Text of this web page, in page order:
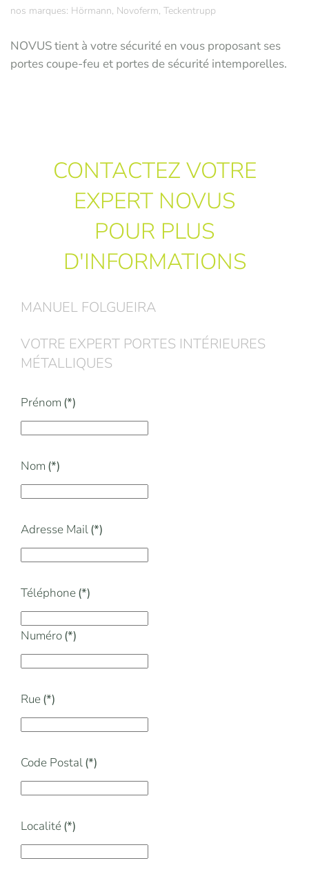
nos marques: Hörmann, Novoferm, Teckentrupp
NOVUS tient à votre sécurité en vous proposant ses
portes coupe-feu et portes de sécurité intemporelles.
CONTACTEZ VOTRE
EXPERT NOVUS
POUR PLUS
D'INFORMATIONS
MANUEL FOLGUEIRA
VOTRE EXPERT PORTES INTÉRIEURES
MÉTALLIQUES
Prénom (*)
Nom (*)
Adresse Mail(*)
Téléphone(*)
Numéro(*)
Rue(*)
Code Postal(*)
Localité(*)